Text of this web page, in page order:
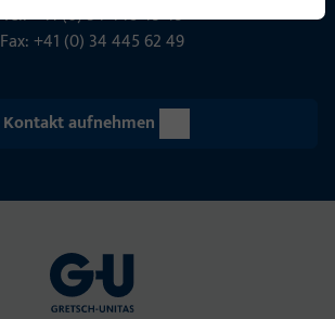
Tel: +41 (0) 34 448 45 45
Fax: +41 (0) 34 445 62 49
Kontakt aufnehmen